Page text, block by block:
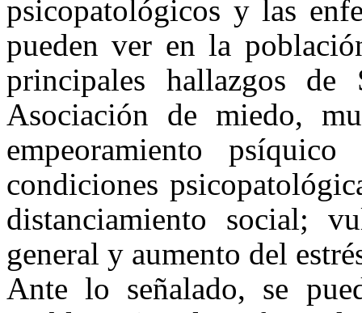
psicopatológicos y las
pueden ver en la
principales hallazgos
Asociación de miedo,
empeoramiento
condiciones
distanciamiento social;
general y aumento del
Ante lo señalado, se